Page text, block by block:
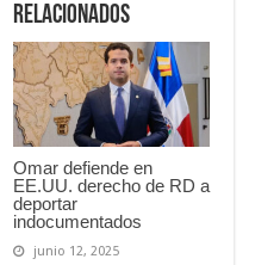
relacionados
Omar defiende en
EE.UU. derecho de RD a
deportar
indocumentados
junio 12, 2025